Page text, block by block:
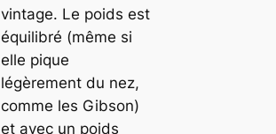
vintage. Le poids est
équilibré (même si
elle pique
légèrement du nez,
comme les Gibson)
et avec un poids